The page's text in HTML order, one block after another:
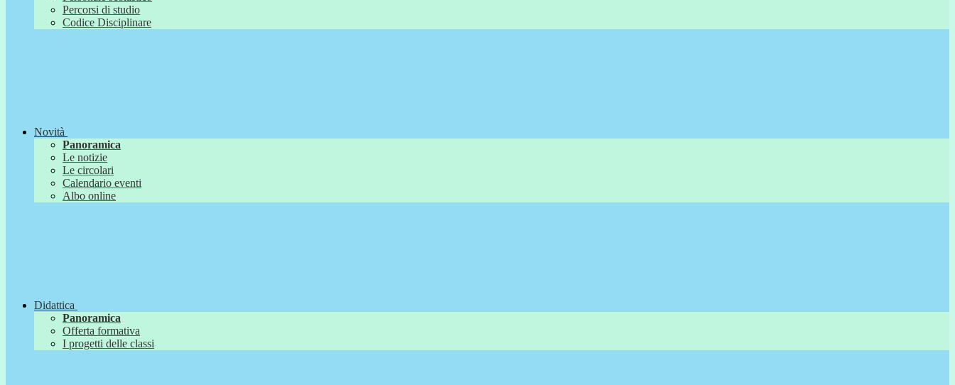
Percorsi di studio
Codice Disciplinare
Novità
Panoramica
Le notizie
Le circolari
Calendario eventi
Albo online
Didattica
Panoramica
Offerta formativa
I progetti delle classi